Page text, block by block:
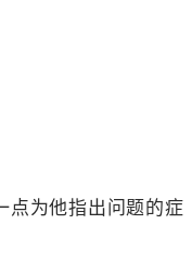
点为他指出问题的症